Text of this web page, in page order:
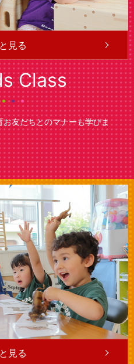
見る
Class
お友だちとのマナーも学びま
見る